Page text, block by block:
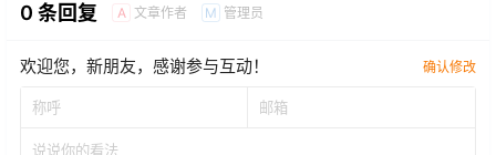
0 条回复 A 文章作者 M 管理员
欢迎您，新朋友，感谢参与互动！ 确认修改